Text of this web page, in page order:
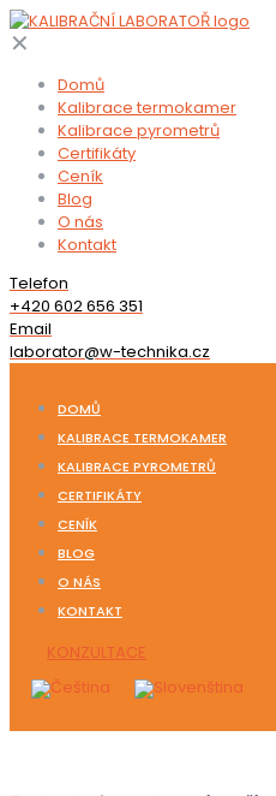
✕
Domů
Kalibrace termokamer
Kalibrace pyrometrů
Certifikáty
Ceník
Blog
O nás
Kontakt
Telefon
+420 602 656 351
Email
laborator@w-technika.cz
DOMŮ
KALIBRACE TERMOKAMER
KALIBRACE PYROMETRŮ
CERTIFIKÁTY
CENÍK
BLOG
O NÁS
KONTAKT
KONZULTACE